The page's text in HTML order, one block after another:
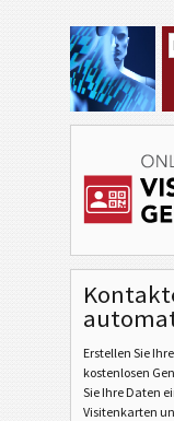
Erstellen Sie Ihre
kostenlosen
Sie Ihre Daten
Visitenkarten